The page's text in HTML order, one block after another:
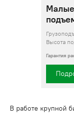
Высота
Гарантия
В работе крупной